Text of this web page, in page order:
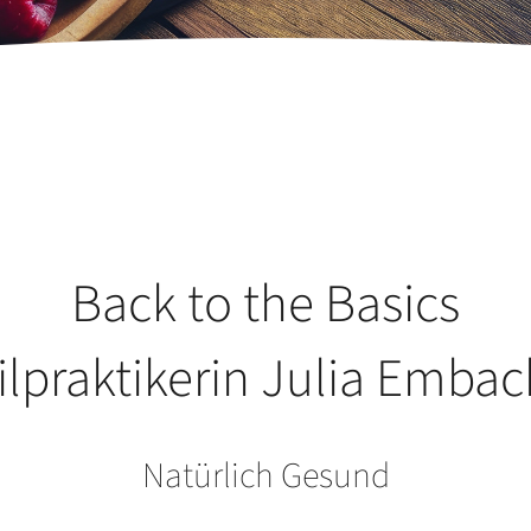
Back to the Basics
Julia
Natürlich Gesund